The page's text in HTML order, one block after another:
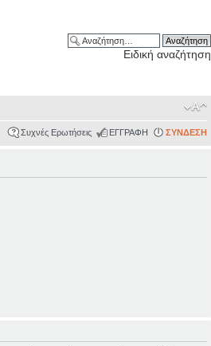
Ειδική αναζήτηση
Συχνές Ερωτήσεις ΕΓΓΡΑΦΗ ΣΥΝΔΕΣΗ